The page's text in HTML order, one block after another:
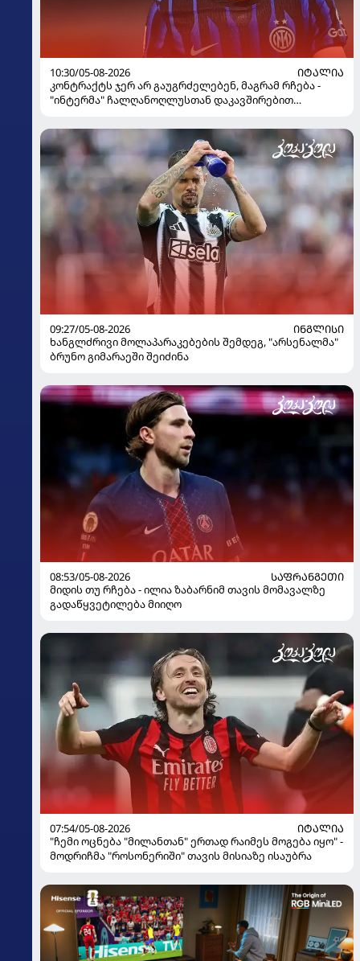
10:30/05-08-2026
ᲘᲢᲐᲚᲘᲐ
კონტრაქტს ჯერ არ გაუგრძელებენ, მაგრამ რჩება -
"ინტერმა" ჩალღანოღლუსთან დაკავშირებით
09:27/05-08-2026
ᲘᲜᲒᲚᲘᲡᲘ
ხანგლძრივი მოლაპარაკებების შემდეგ, "არსენალმა"
ბრუნო გიმარაეში შეიძინა
08:53/05-08-2026
ᲡᲐᲤᲠᲐᲜᲒᲔᲗᲘ
მიდის თუ რჩება - ილია ზაბარნიმ თავის მომავალზე
გადაწყვეტილება მიიღო
07:54/05-08-2026
ᲘᲢᲐᲚᲘᲐ
"ჩემი ოცნება "მილანთან" ერთად რაიმეს მოგება იყო" -
მოდრიჩმა "როსონერიში" თავის მისიაზე ისაუბრა